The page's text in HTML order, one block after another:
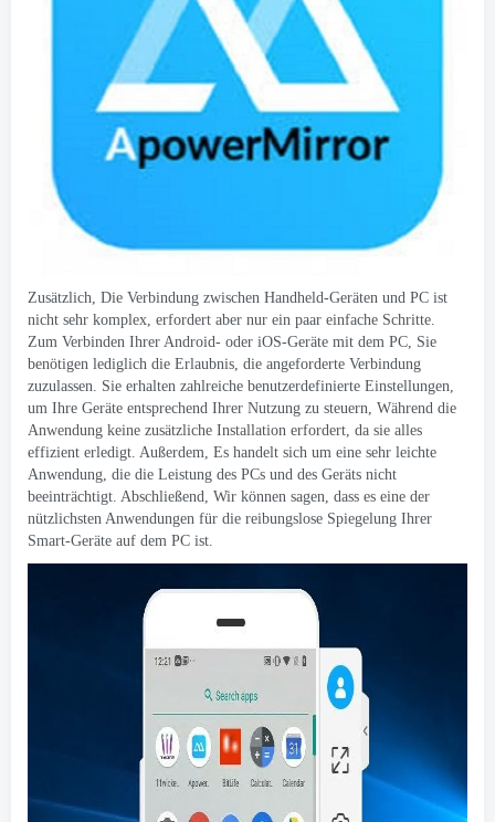
Zusätzlich, Die Verbindung zwischen Handheld-Geräten und PC ist
nicht sehr komplex, erfordert aber nur ein paar einfache Schritte.
Zum Verbinden Ihrer Android- oder iOS-Geräte mit dem PC, Sie
benötigen lediglich die Erlaubnis, die angeforderte Verbindung
zuzulassen. Sie erhalten zahlreiche benutzerdefinierte Einstellungen,
um Ihre Geräte entsprechend Ihrer Nutzung zu steuern, Während die
Anwendung keine zusätzliche Installation erfordert, da sie alles
effizient erledigt. Außerdem, Es handelt sich um eine sehr leichte
Anwendung, die die Leistung des PCs und des Geräts nicht
beeinträchtigt. Abschließend, Wir können sagen, dass es eine der
nützlichsten Anwendungen für die reibungslose Spiegelung Ihrer
Smart-Geräte auf dem PC ist.